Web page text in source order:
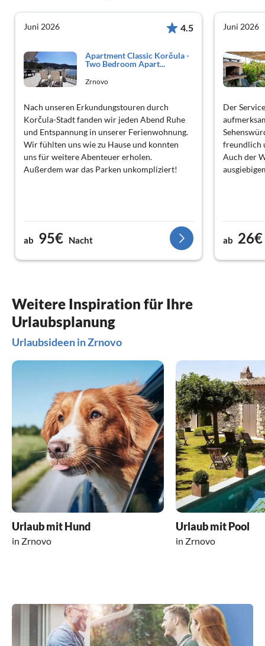
Juni 2026 4.5
Apartment Classic Korčula -
Two Bedroom Apart...
Zrnovo
Nach unseren Erkundungstouren durch
Korčula-Stadt fanden wir jeden Abend Ruhe
und Entspannung in unserer Ferienwohnung.
Wir fühlten uns wie zu Hause und konnten
uns für weitere Abenteuer erholen.
Außerdem war das Parken unkompliziert!
ab 95€ Nacht
Juni 2026
Der
freundlich
Auch der
ab 26€
Weitere Inspiration für Ihre
Urlaubsplanung
Urlaubsideen in Zrnovo
Urlaub mit Hund
in Zrnovo
Urlaub mit Pool
in Zrnovo